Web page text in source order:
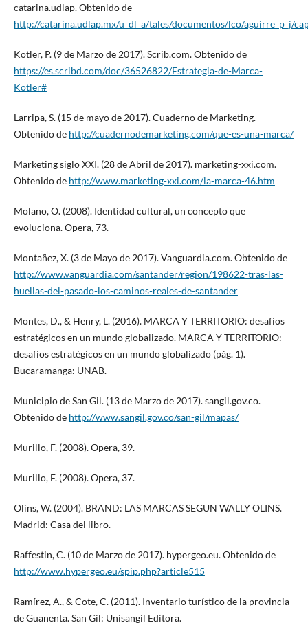
catarina.udlap. Obtenido de
http://catarina.udlap.mx/u_dl_a/tales/documentos/lco/aguirre_p_j/
Kotler, P. (9 de Marzo de 2017). Scrib.com. Obtenido de
https://es.scribd.com/doc/36526822/Estrategia-de-Marca-
Kotler#
Larripa, S. (15 de mayo de 2017). Cuaderno de Marketing.
Obtenido de http://cuadernodemarketing.com/que-es-una-marca/
Marketing siglo XXI. (28 de Abril de 2017). marketing-xxi.com.
Obtenido de http://www.marketing-xxi.com/la-marca-46.htm
Molano, O. (2008). Identidad cultural, un concepto que
evoluciona. Opera, 73.
Montañez, X. (3 de Mayo de 2017). Vanguardia.com. Obtenido de
http://www.vanguardia.com/santander/region/198622-tras-las-
huellas-del-pasado-los-caminos-reales-de-santander
Montes, D., & Henry, L. (2016). MARCA Y TERRITORIO: desafíos
estratégicos en un mundo globalizado. MARCA Y TERRITORIO:
desafíos estratégicos en un mundo globalizado (pág. 1).
Bucaramanga: UNAB.
Municipio de San Gil. (13 de Marzo de 2017). sangil.gov.co.
Obtenido de http://www.sangil.gov.co/san-gil/mapas/
Murillo, F. (2008). Opera, 39.
Murillo, F. (2008). Opera, 37.
Olins, W. (2004). BRAND: LAS MARCAS SEGUN WALLY OLINS.
Madrid: Casa del libro.
Raffestin, C. (10 de Marzo de 2017). hypergeo.eu. Obtenido de
http://www.hypergeo.eu/spip.php?article515
Ramírez, A., & Cote, C. (2011). Inventario turístico de la provincia
de Guanenta. San Gil: Unisangil Editora.